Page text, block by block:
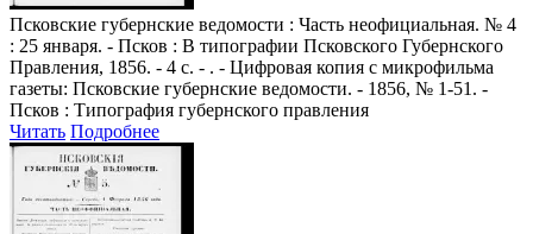
Псковские губернские ведомости : Часть неофициальная. № 4
: 25 января. - Псков : В типографии Псковского Губернского
Правления, 1856. - 4 с. - . - Цифровая копия с микрофильма
газеты: Псковские губернские ведомости. - 1856, № 1-51. -
Псков : Типография губернского правления
Читать Подробнее